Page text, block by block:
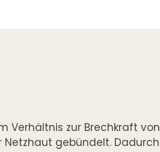
Verhältnis zur Brechkraft von
Netzhaut gebündelt. Dadurch